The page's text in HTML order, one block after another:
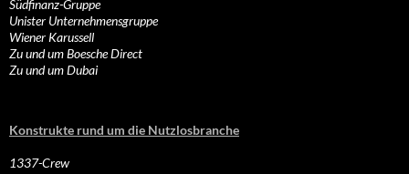
Südfinanz-Gruppe
Unister Unternehmensgruppe
Wiener Karussell
Zu und um Boesche Direct
Zu und um Dubai
Konstrukte rund um die Nutzlosbranche
1337-Crew